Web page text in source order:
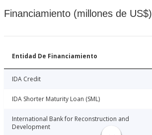
Financiamiento (millones de US$)
Entidad De Financiamiento
IDA Credit
IDA Shorter Maturity Loan (SML)
International Bank for Reconstruction and
Development